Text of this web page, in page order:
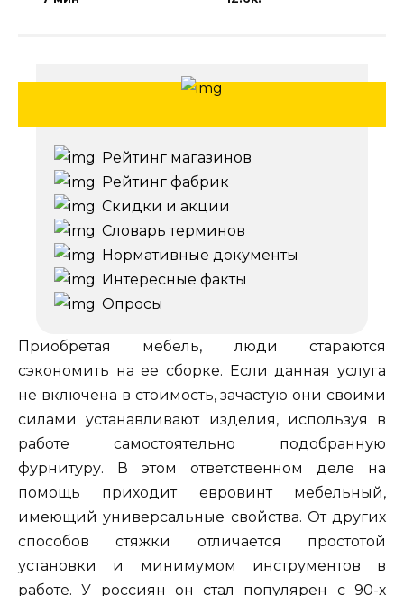
Рейтинг магазинов
Рейтинг фабрик
Скидки и акции
Словарь терминов
Нормативные документы
Интересные факты
Опросы
Приобретая мебель, люди стараются
сэкономить на ее сборке. Если данная услуга
не включена в стоимость, зачастую они своими
силами устанавливают изделия, используя в
работе самостоятельно подобранную
фурнитуру. В этом ответственном деле на
помощь приходит евровинт мебельный,
имеющий универсальные свойства. От других
способов стяжки отличается простотой
установки и минимумом инструментов в
работе. У россиян он стал популярен с 90-х